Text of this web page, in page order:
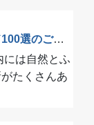
体験活動してみよう！～フィールド100選のご案内～
には自然とふ
たくさんあ